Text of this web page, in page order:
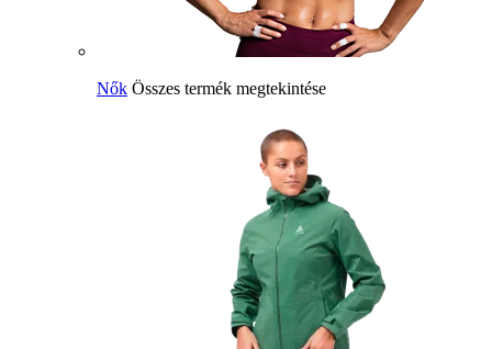
Nők Összes termék megtekintése